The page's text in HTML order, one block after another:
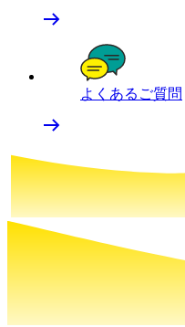
よくあるご質問